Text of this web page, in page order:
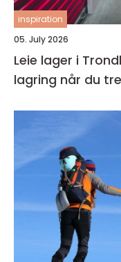
inspiration
05. July 2026
Leie lager i
lagring når du